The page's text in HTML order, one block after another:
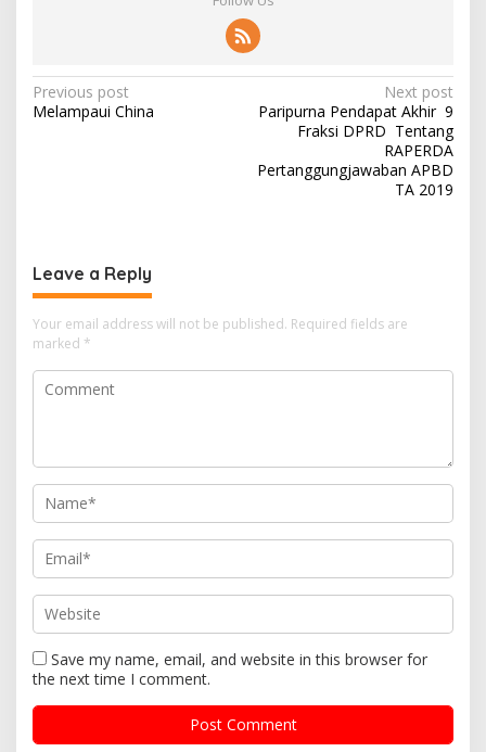
Post
navigation
Previous post
Melampaui China
Next post
Paripurna Pendapat Akhir 9
Fraksi DPRD Tentang
RAPERDA
Pertanggungjawaban APBD
TA 2019
Leave a Reply
Your email address will not be published. Required fields are
marked *
Save my name, email, and website in this browser for
the next time I comment.